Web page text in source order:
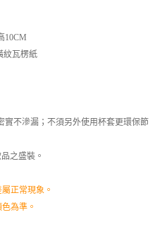
10CM
紋瓦楞紙
實不滲漏；不須另外使用杯套更環保節
之盛裝。
正常現象。
為準。